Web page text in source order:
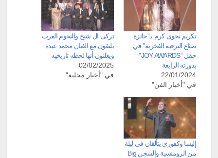
تكريم نجوى كرم بـ”جائزة
صنّاع الترفيه الفخرية” في
حفل “JOY AWARDS”
بدورته الرابعة
22/01/2024
في "أخبار الفن"
تركى ال شيخ والنجوم العرب
يلتقون مع الفنان محمد عبده
ويعلنون أنها لحظه تاريخيه
02/02/2025
في "أخبار محلية"
إليسا وكفوري يتألقان في ليلة
من الرومنسية والشجن Big